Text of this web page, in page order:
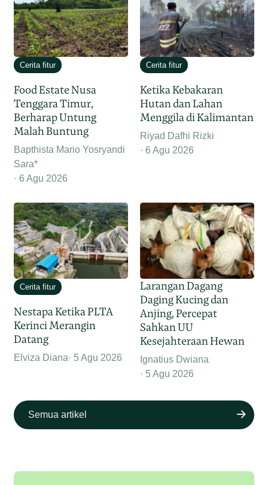
Cerita fitur
Food Estate Nusa
Tenggara Timur,
Berharap Untung
Malah Buntung
Bapthista Mario Yosryandi
Sara*
6 Agu 2026
Cerita fitur
Ketika Kebakaran
Hutan dan Lahan
Menggila di Kalimantan
Riyad Dafhi Rizki
6 Agu 2026
Cerita fitur
Nestapa Ketika PLTA
Kerinci Merangin
Datang
Elviza Diana 5 Agu 2026
Larangan Dagang
Daging Kucing dan
Anjing, Percepat
Sahkan UU
Kesejahteraan Hewan
Ignatius Dwiana
5 Agu 2026
Semua artikel